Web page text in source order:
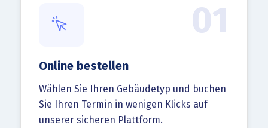
01
Online bestellen
Wählen Sie Ihren Gebäudetyp und buchen
Sie Ihren Termin in wenigen Klicks auf
unserer sicheren Plattform.